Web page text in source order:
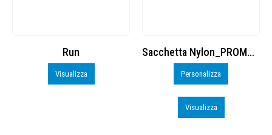
Sacchetta Nylon_PROMO_perso Cuffia